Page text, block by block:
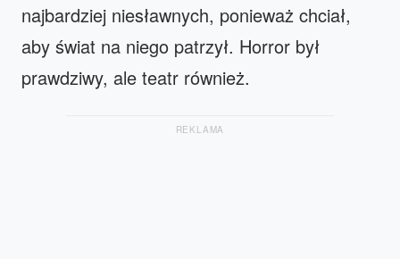
najbardziej niesławnych, ponieważ chciał,
aby świat na niego patrzył. Horror był
prawdziwy, ale teatr również.
REKLAMA